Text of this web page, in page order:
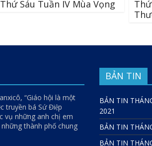
Thứ Sáu Tuần IV Mùa Vọng
“Giáo hội là một
truyền bá Sứ Điệp
vụ những anh chị em
thành phố chung
BẢN TIN
BẢN TIN
2021
BẢN TIN
BẢN TIN